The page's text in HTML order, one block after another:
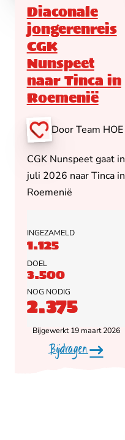
Diaconale
jongerenreis
CGK
Nunspeet
naar Tinca in
Roemenië
Door Team HOE
CGK Nunspeet gaat in
juli 2026 naar Tinca in
Roemenië
INGEZAMELD
1.125
DOEL
3.500
NOG NODIG
2.375
Bijgewerkt 19 maart 2026
Bijdragen